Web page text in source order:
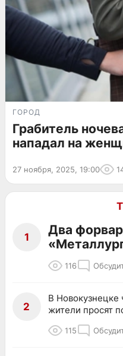
ГОРОД
Грабитель
нападал на
27 ноября, 2025, 19:00
1
Два
116
2
В Новокузнецке
жители просят
115